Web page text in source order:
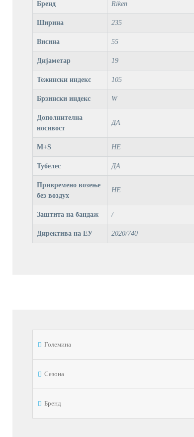
Бренд Riken
Ширина 235
Висина 55
Дијаметар 19
Тежински индекс 105
Брзински индекс W
Дополнителна
носивост
ДА
M+S НЕ
Тубелес ДА
Привремено возење
без воздух
НЕ
Заштита на бандаж /
Директива на ЕУ 2020/740
Големина
Сезона
Бренд